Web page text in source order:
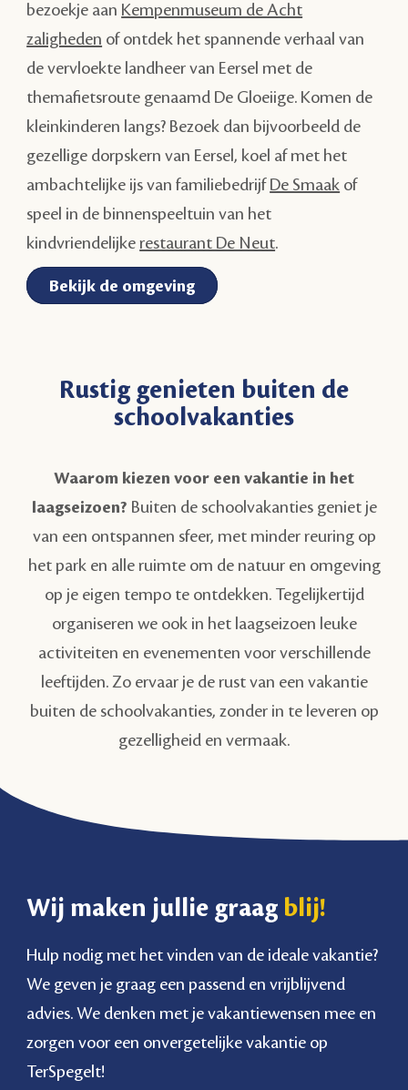
bezoekje aan Kempenmuseum de Acht
zaligheden of ontdek het spannende verhaal van
de vervloekte landheer van Eersel met de
themafietsroute genaamd De Gloeiige. Komen de
kleinkinderen langs? Bezoek dan bijvoorbeeld de
gezellige dorpskern van Eersel, koel af met het
ambachtelijke ijs van familiebedrijf De Smaak of
speel in de binnenspeeltuin van het
kindvriendelijkerestaurant De Neut.
Bekijk de omgeving
Rustig genieten buiten de
schoolvakanties
Waarom kiezen voor een vakantie in het
laagseizoen? Buiten de schoolvakanties geniet je
van een ontspannen sfeer, met minder reuring op
het park en alle ruimte om de natuur en omgeving
op je eigen tempo te ontdekken. Tegelijkertijd
organiseren we ook in het laagseizoen leuke
activiteiten en evenementen voor verschillende
leeftijden. Zo ervaar je de rust van een vakantie
buiten de schoolvakanties, zonder in te leveren op
gezelligheid en vermaak.
Wij maken jullie graag blij!
Hulp nodig met het vinden van de ideale vakantie?
We geven je graag een passend en vrijblijvend
advies. We denken met je vakantiewensen mee en
zorgen voor een onvergetelijke vakantie op
TerSpegelt!